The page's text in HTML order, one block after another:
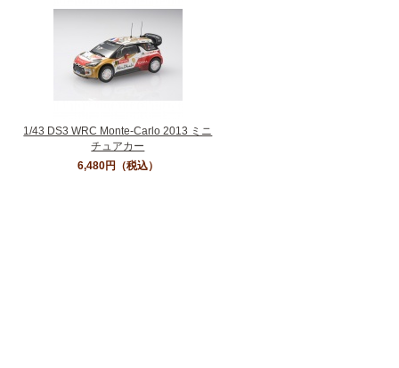
1/43 DS3 WRC Monte-Carlo 2013 ミニ
チュアカー
6,480円
（税込）